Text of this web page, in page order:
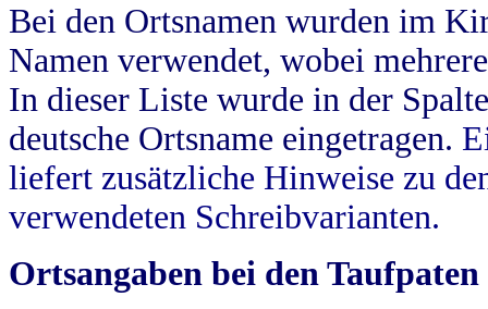
Bei den Ortsnamen wurden im
Namen verwendet, wobei
In dieser Liste wurde in der
deutsche Ortsname eingetragen.
liefert zusätzliche Hinweise zu
verwendeten Schreibvarianten.
Ortsangaben bei den Taufpaten